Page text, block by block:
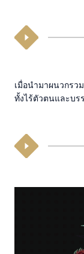
เมื่อนำมาผนวกรว
ทั้งไร้ตัวตนและบร